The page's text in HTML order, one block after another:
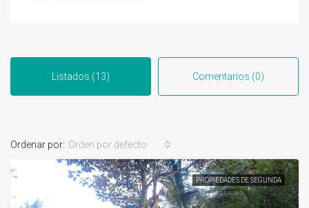
Listados (13) Comentarios (0)
Ordenar por: Orden por defecto
PROPIEDADES DE SEGUNDA